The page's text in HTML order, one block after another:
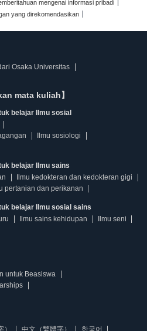
mengenai informasi pribadi
yang direkomendasikan
Osaka Universitas
mata kuliah】
belajar Ilmu sosial
Ilmu sosiologi
belajar Ilmu sains
Ilmu kedokteran dan kedokteran gigi
pertanian dan perikanan
belajar Ilmu sosial sains
Ilmu sains kehidupan
Ilmu seni
untuk Beasiswa
中文（繁體字） 한국어